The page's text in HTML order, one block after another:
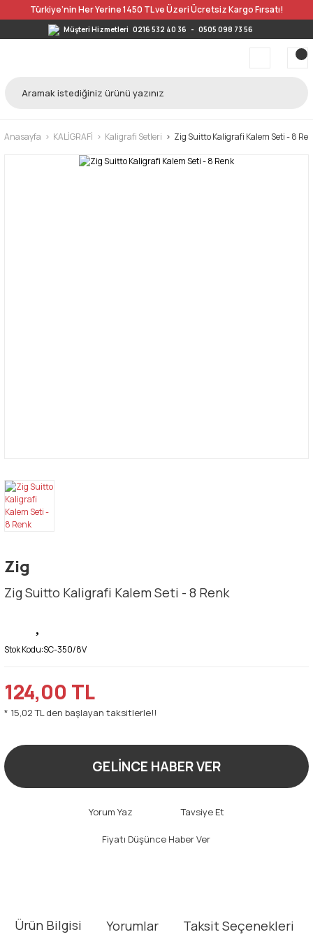
Türkiye’nin Her Yerine 1450 TL ve Üzeri Ücretsiz Kargo Fırsatı!
Müşteri Hizmetleri 0216 532 40 36 - 0505 098 73 56
Anasayfa KALİGRAFİ Kaligrafi Setleri Zig Suitto Kaligrafi Kalem Seti - 8
Zig
Zig Suitto Kaligrafi Kalem Seti - 8 Renk
Stok Kodu:SC-350/8V
124,00 TL
* 15,02 TL den başlayan taksitlerle!!
GELİNCE HABER VER
Yorum Yaz Tavsiye Et
Fiyatı Düşünce Haber Ver
Ürün Bilgisi Yorumlar Taksit Seçenekleri